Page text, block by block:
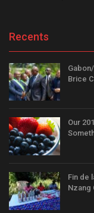
Recents
Brice
Our
Fin de
Nzang